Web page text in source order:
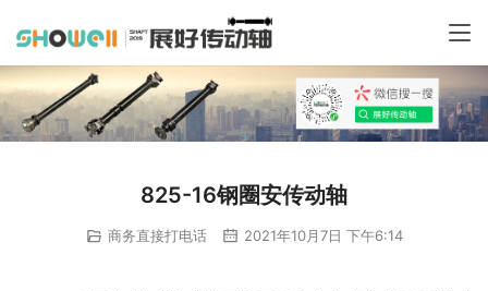
825-16钢圈安传动轴
商务直接打电话 2021年10月7日 下午6:14